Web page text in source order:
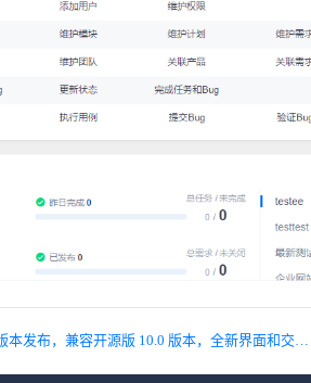
上一篇 禅道企业版 2.0.beta 版本发布，兼容开源版 10.0 版本，全新界面和交互体验